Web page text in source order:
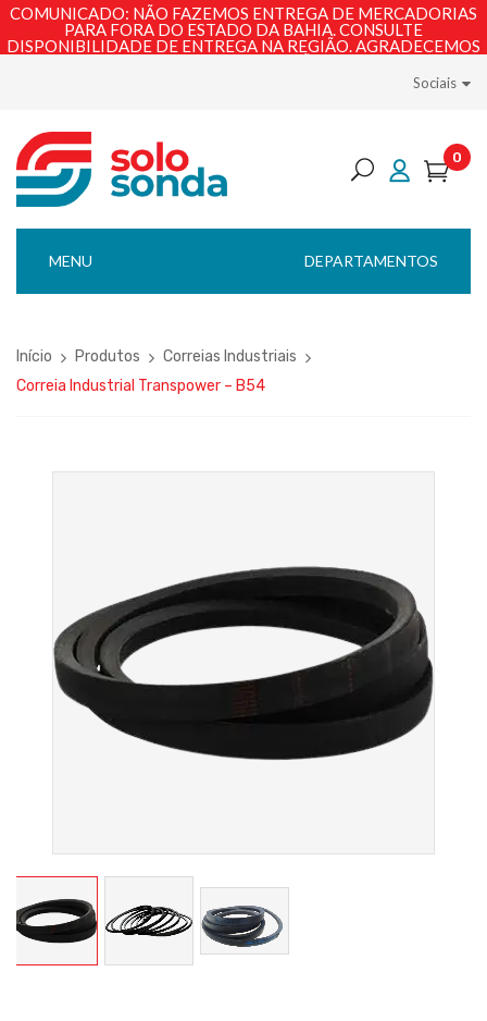
COMUNICADO: NÃO FAZEMOS ENTREGA DE MERCADORIAS
PARA FORA DO ESTADO DA BAHIA. CONSULTE
DISPONIBILIDADE DE ENTREGA NA REGIÃO. AGRADECEMOS
Sociais
0
DEPARTAMENTOS
MENU
Início Produtos
Correias Industriais
Correia Industrial Transpower – B54